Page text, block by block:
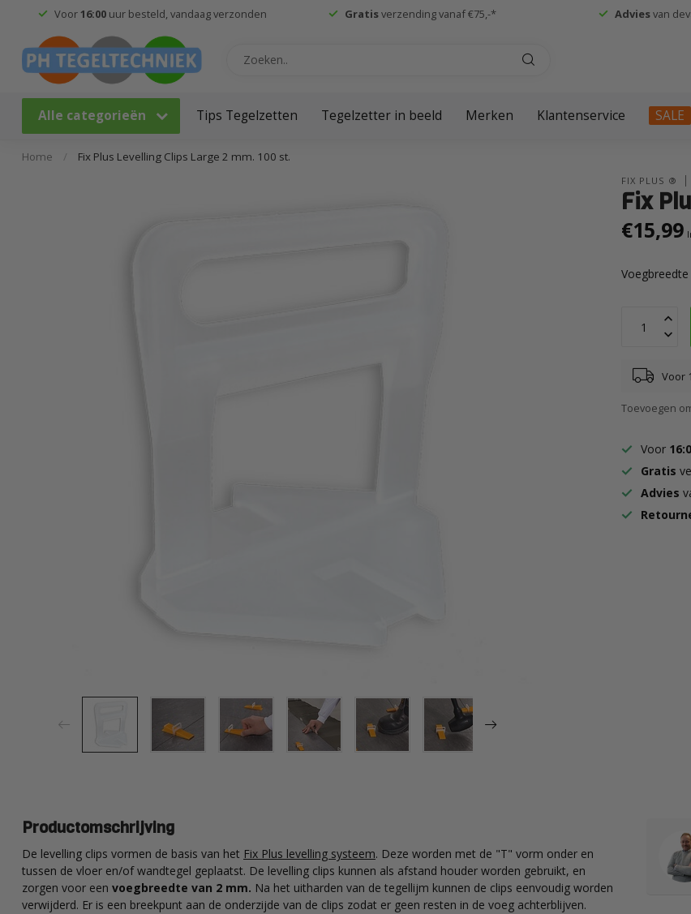
Voor16:00uur besteld, vandaag verzonden Gratisverzending vanaf €75,-* Adviesvan
Alle categorieën Tips Tegelzetten Tegelzetter in beeld Merken Klantenservice SALE
Home / Fix Plus Levelling Clips Large 2 mm. 100 st.
FIX PLUS ®
Fix
€15,99
Voor
Toevoegen
Voor
Gratis
Advies
Productomschrijving
De levelling clips vormen de basis van het Fix Plus levelling systeem. Deze worden met de "T" vorm onder en
tussen de vloer en/of wandtegel geplaatst. De levelling clips kunnen als afstand houder worden gebruikt, en
zorgen voor een voegbreedte van 2 mm. Na het uitharden van de tegellijm kunnen de clips eenvoudig worden
verwijderd. Er is een breekpunt aan de onderzijde van de clips zodat er geen resten in de voeg achterblijven.